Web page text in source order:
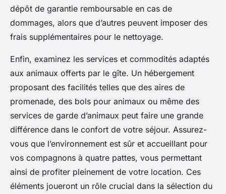
dépôt de garantie remboursable en cas de
dommages, alors que d’autres peuvent imposer des
frais supplémentaires pour le nettoyage.
Enfin, examinez les services et commodités adaptés
aux animaux offerts par le gîte. Un hébergement
proposant des facilités telles que des aires de
promenade, des bols pour animaux ou même des
services de garde d’animaux peut faire une grande
différence dans le confort de votre séjour. Assurez-
vous que l’environnement est sûr et accueillant pour
vos compagnons à quatre pattes, vous permettant
ainsi de profiter pleinement de votre location. Ces
éléments joueront un rôle crucial dans la sélection du